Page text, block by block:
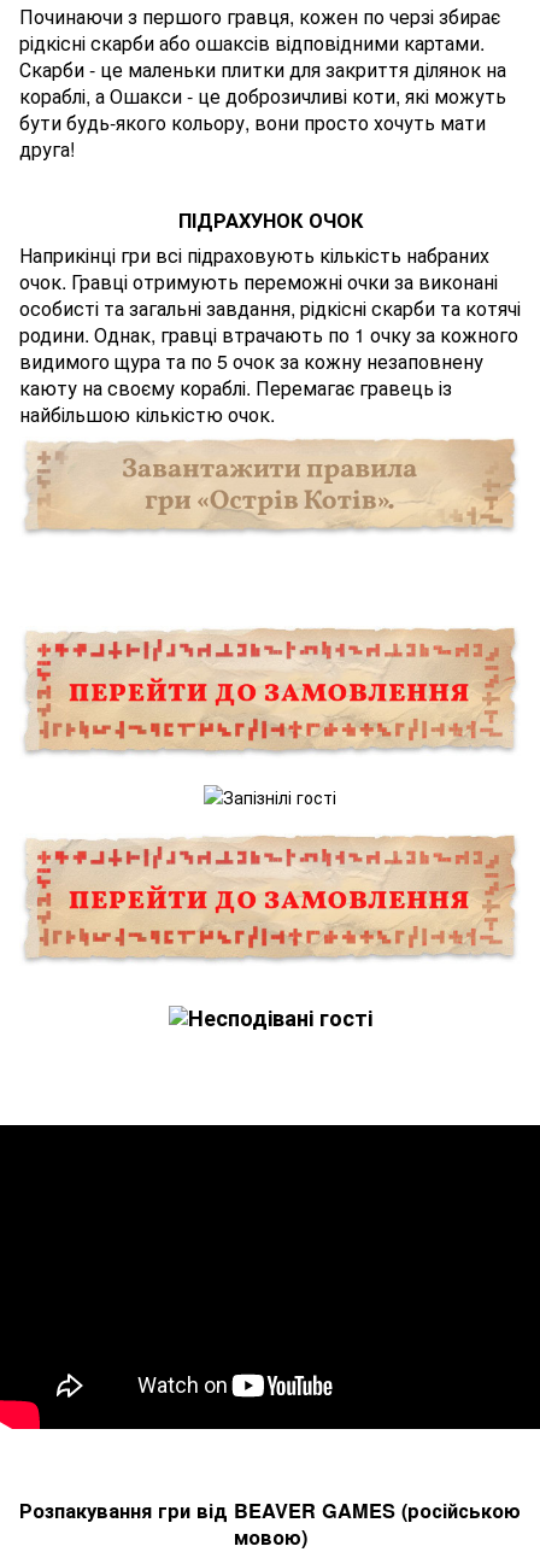
Починаючи з першого гравця, кожен по черзі збирає
рідкісні скарби або ошаксів відповідними картами.
Скарби - це маленьки плитки для закриття ділянок на
кораблі, а Ошакси - це доброзичливі коти, які можуть
бути будь-якого кольору, вони просто хочуть мати
друга!
ПІДРАХУНОК ОЧОК
Наприкінці гри всі підраховують кількість набраних
очок. Гравці отримують переможні очки за виконані
особисті та загальні завдання, рідкісні скарби та котячі
родини. Однак, гравці втрачають по 1 очку за кожного
видимого щура та по 5 очок за кожну незаповнену
каюту на своєму кораблі. Перемагає гравець із
найбільшою кількістю очок.
Розпакування гри від BEAVER GAMES (російською
мовою)